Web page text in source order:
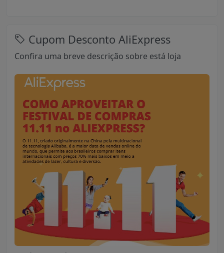
Cupom Desconto AliExpress
Confira uma breve descrição sobre está loja